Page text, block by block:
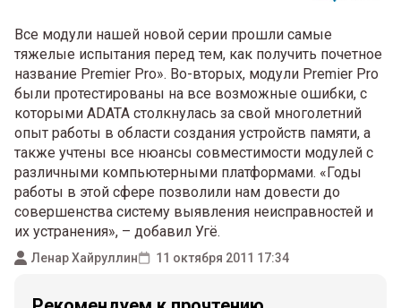
Все модули нашей новой серии прошли самые
тяжелые испытания перед тем, как получить почетное
название Premier Pro». Во-вторых, модули Premier Pro
были протестированы на все возможные ошибки, с
которыми ADATA столкнулась за свой многолетний
опыт работы в области создания устройств памяти, а
также учтены все нюансы совместимости модулей с
различными компьютерными платформами. «Годы
работы в этой сфере позволили нам довести до
совершенства систему выявления неисправностей и
их устранения», – добавил Угё.
Ленар Хайруллин 11 октября 2011 17:34